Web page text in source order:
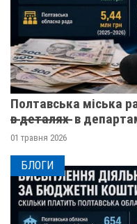
Полтавська міська
в̶ ̶д̶е̶т̶а̶л̶я̶х̶ ̶ в
01 травня 2026
БЛОГИ